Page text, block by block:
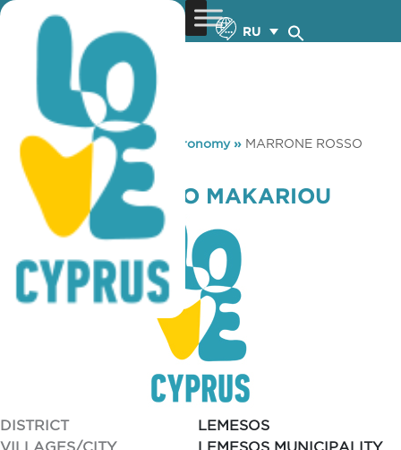
RU
You are here: Home »Gastronomy» MARRONE ROSSO
MAKARIOU
MARRONE ROSSO MAKARIOU
DISTRICT
LEMESOS
VILLAGES/CITY
LEMESOS MUNICIPALITY